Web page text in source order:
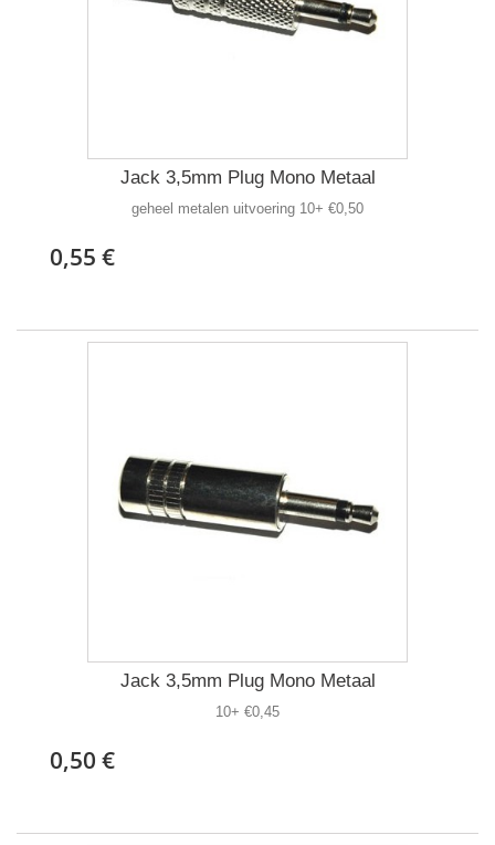
Jack 3,5mm Plug Mono Metaal
geheel metalen uitvoering 10+ €0,50
0,55 €
Jack 3,5mm Plug Mono Metaal
10+ €0,45
0,50 €